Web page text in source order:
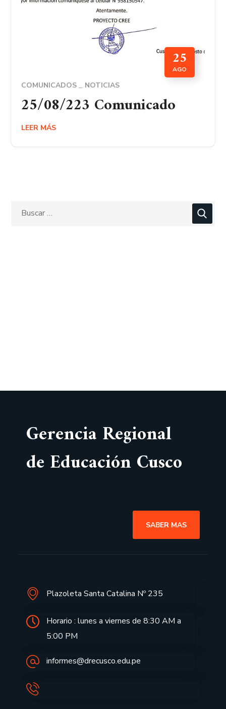
25
AGO
COMUNICADOS NOTICIAS
25/08/223 Comunicado
LEER MÁS
Gerencia Regional
de Educación Cusco
SABER MAS
Plazoleta Santa Catalina Nº 235
Horario : lunes a viernes de 8:30 AM a
5:00 PM
informes@drecusco.edu.pe